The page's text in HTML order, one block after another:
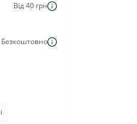
Від 40 грн
Безкоштовно